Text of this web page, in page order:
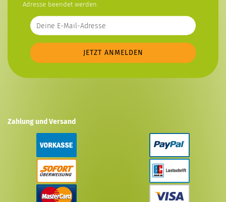
Adresse beendet werden.
Zahlung und Versand